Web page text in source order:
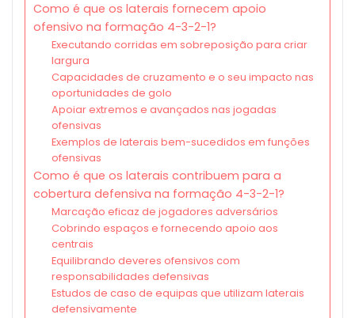
Como é que os laterais fornecem apoio
ofensivo na formação 4-3-2-1?
Executando corridas em sobreposição para criar
largura
Capacidades de cruzamento e o seu impacto nas
oportunidades de golo
Apoiar extremos e avançados nas jogadas
ofensivas
Exemplos de laterais bem-sucedidos em funções
ofensivas
Como é que os laterais contribuem para a
cobertura defensiva na formação 4-3-2-1?
Marcação eficaz de jogadores adversários
Cobrindo espaços e fornecendo apoio aos
centrais
Equilibrando deveres ofensivos com
responsabilidades defensivas
Estudos de caso de equipas que utilizam laterais
defensivamente